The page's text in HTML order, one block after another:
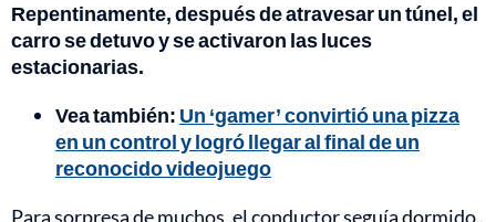
Repentinamente, después de atravesar un túnel, el
carro se detuvo y se activaron las luces
estacionarias.
Vea también: Un ‘gamer’ convirtió una pizza
en un control y logró llegar al final de un
reconocido videojuego
Para sorpresa de muchos, el conductor seguía dormido.